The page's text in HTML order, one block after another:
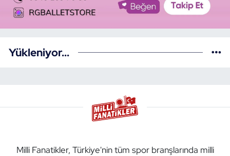
Yükleniyor...
Milli Fanatikler, Türkiye'nin tüm spor branşlarında milli